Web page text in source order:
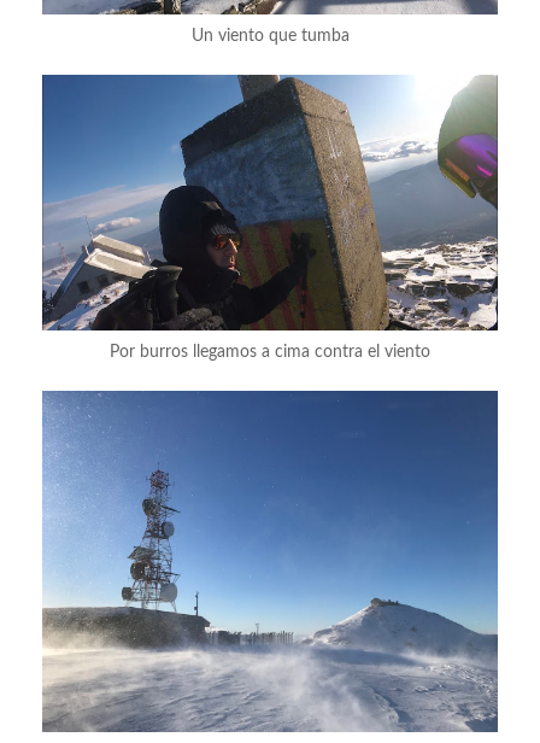
Un viento que tumba
Por burros llegamos a cima contra el viento